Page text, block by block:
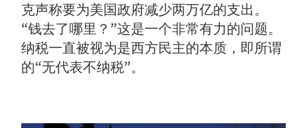
克声称要为美国政府减少两万亿的支出。
“钱去了哪里？”这是一个非常有力的问题。
纳税一直被视为是西方民主的本质，即所谓
的“无代表不纳税”。